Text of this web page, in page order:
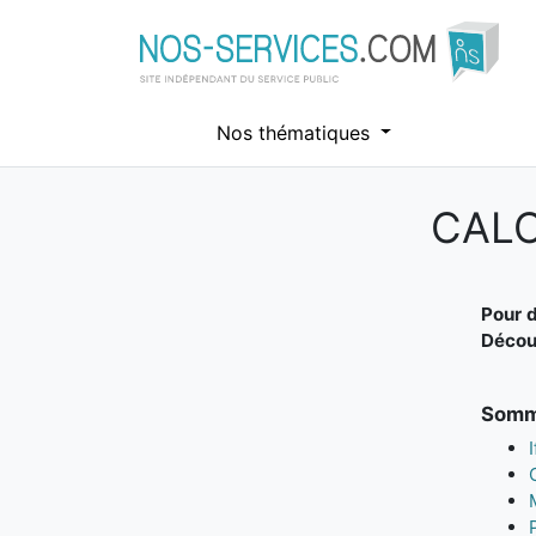
Nos thématiques
Pour